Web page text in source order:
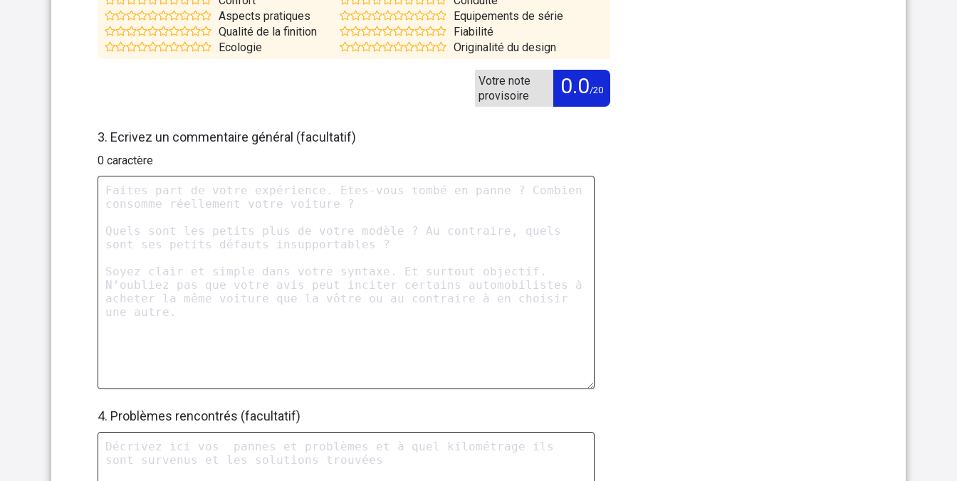
Aspects pratiques
Equipements de série
Qualité de la finition
Fiabilité
Ecologie
Originalité du design
Votre note
provisoire
0.0/20
3. Ecrivez un commentaire général (facultatif)
0 caractère
4. Problèmes rencontrés (facultatif)